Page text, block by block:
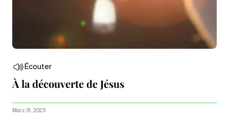
Écouter
À la découverte de Jésus
März 31, 2025